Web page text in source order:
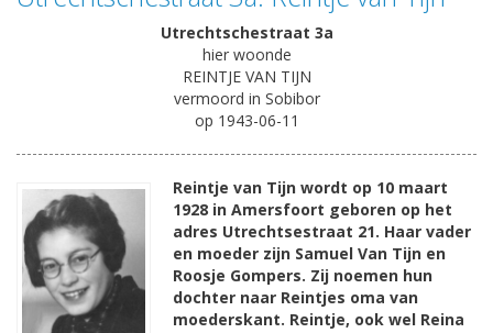
Utrechtschestraat 3a
hier woonde
REINTJE VAN TIJN
vermoord in Sobibor
op 1943-06-11
Reintje van Tijn wordt op 10 maart
1928 in Amersfoort geboren op het
adres Utrechtsestraat 21. Haar vader
en moeder zijn Samuel Van Tijn en
Roosje Gompers. Zij noemen hun
dochter naar Reintjes oma van
moederskant. Reintje, ook wel Reina